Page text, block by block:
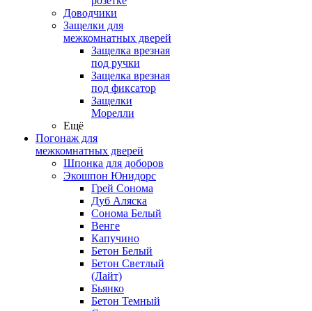
Доводчики
Защелки для
межкомнатных дверей
Защелка врезная
под ручки
Защелка врезная
под фиксатор
Защелки
Морелли
Ещё
Погонаж для
межкомнатных дверей
Шпонка для доборов
Экошпон Юнидорс
Грей Сонома
Дуб Аляска
Сонома Белый
Венге
Капучино
Бетон Белый
Бетон Светлый
(Лайт)
Бьянко
Бетон Темный